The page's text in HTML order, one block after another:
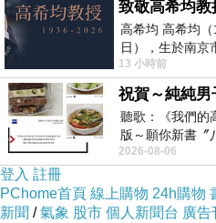
任我沉睡在你腹中的海洋
知道有我，我的呼吸，
存在──我一直都在，正如
用更大的沉默包容我，又
心中預留的柔軟與黑暗的
當我告訴你此刻總是──
有隔，也只是光與暗裁開
等待我們給明天的空白編
致敬高希均教
高希均 高希均
日），生於南京
赴美深造並取得
13 小時前
祝賀～純純男
聽歌：《我們的
版～願你新書〞
經在我的版留言
2026-08-06
登入 註冊
PChome首頁 線上購物 24h購物
新聞 /氣象 股市 個人新聞台 廣告